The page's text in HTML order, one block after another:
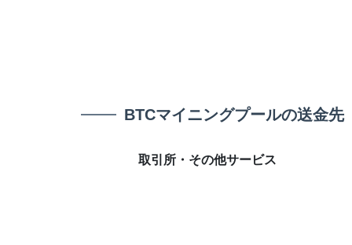
BTCマイニングプールの送金先
取引所・その他サービス